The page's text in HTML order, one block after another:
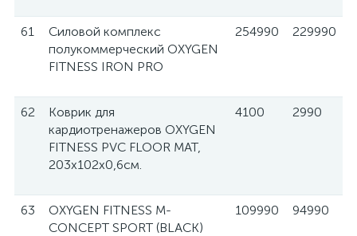
61
Силовой комплекс
полукоммерческий OXYGEN
FITNESS IRON PRO
254990 229990
62
Коврик для
кардиотренажеров OXYGEN
FITNESS PVC FLOOR MAT,
203х102х0,6см.
4100 2990
63
OXYGEN FITNESS M-
CONCEPT SPORT (BLACK)
109990 94990